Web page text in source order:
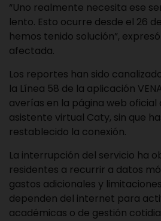
“Uno realmente necesita ese
lento. Esto ocurre desde el 26
hemos tenido solución”,
afectada.
Los reportes han sido
la Línea 58 de la aplicación
averías en la página web oficial
asistente virtual Caty, sin que
restablecido la conexión.
La interrupción del servicio ha
residentes a recurrir a datos
gastos adicionales y
dependen del internet para
académicas o de gestión